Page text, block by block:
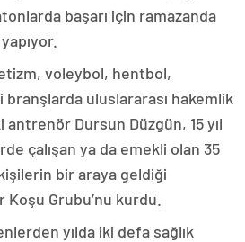
başarı için ramazanda
voleybol, hentbol,
uluslararası hakemlik
antrenör Dursun Düzgün, 15 yıl
çalışan ya da emekli olan 35
bir araya geldiği
Grubu’nu kurdu.
yılda iki defa sağlık